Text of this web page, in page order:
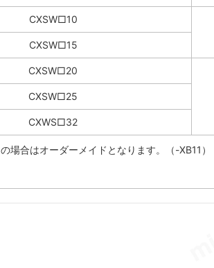
CXSW□10
CXSW□15
CXSW□20
CXSW□25
CXWS□32
場合はオーダーメイドとなります。（-XB11）